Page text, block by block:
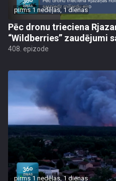
pirms 1 nedēļas, 1 dienas
Pēc dronu trieciena
“Wildberries” zaudējumi
408. epizode
pirms 1 nedēļas, 1 dienas